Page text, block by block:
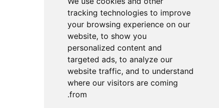
tracking technologies to improve
your browsing experience on our
website, to show you
personalized content and
targeted ads, to analyze our
website traffic, and to understand
where our visitors are coming
from.
اتصل بإحدى الخدمات المتاحة.
تسجيل الدخول بمفتاح مرور
تسجيل الدخول باستخدام UACF
تسجيل الدخول باستخدام Decathlon
تسجيل الدخول باستخدام Withings